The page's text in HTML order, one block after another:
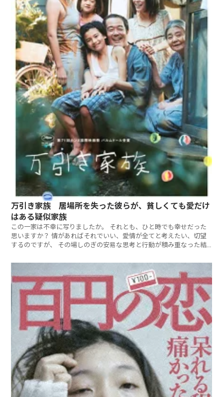
万引き家族 居場所を失った彼らが、貧しくても愛だけ
はある疑似家族
この一家は不幸に写りましたか。 それとも、ひと時でも幸せだった
思いますか？ 情があればそれでいい、愛情が全てと考えたい、切望
するのですが、 その場しのぎの安易な思考と行動が積み重なった結
に適応出来ない、彼らに なんとも言い表せない思いやりや愛や寂し
さを感じてしまいます。